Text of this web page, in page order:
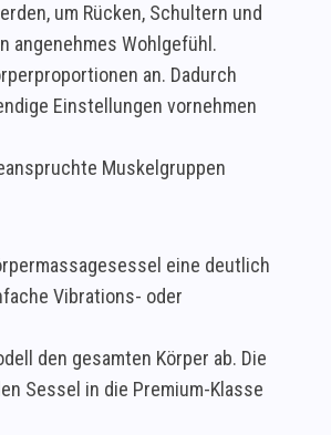
um Rücken, Schultern und
angenehmes Wohlgefühl.
an. Dadurch
Einstellungen vornehmen
Muskelgruppen
eine deutlich
Vibrations- oder
den gesamten Körper ab. Die
Sessel in die Premium-Klasse